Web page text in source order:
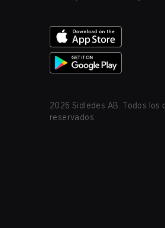
2026 Sidledes AB. Todos los
reservados.